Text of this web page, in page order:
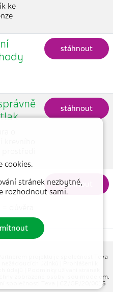
ke
stáhnout
stáhnout
stáhnout
Partnerem projektu je společnost Teva
zobrazené osoby jsou modelem.
| CZ/GP/20/0016
cookies.
stránek nezbytné,
rozhodnout sami.